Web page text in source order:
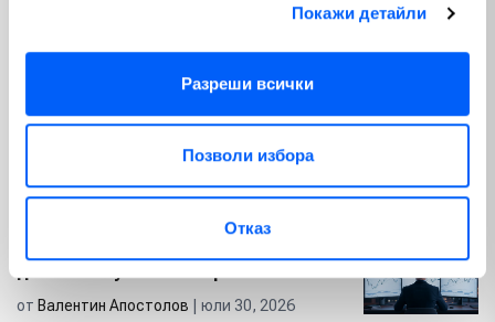
Покажи детайли
Разреши всички
Позволи избора
Отказ
Геополитика Политика
Недвижими имоти(12)
Популярни
от Валентин Апостолов | юли 30, 2026